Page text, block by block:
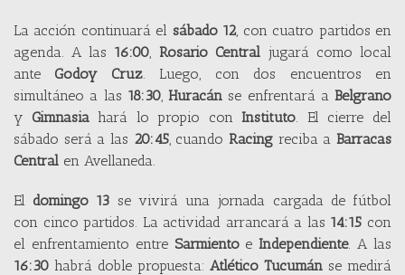
La acción continuará el sábado 12 , con cuatro partidos en
agenda. A las 16:00 Rosario Centraljugará como local
ante Godoy Cruz. Luego, con dos encuentros en
simultáneo a las 18:30, Huracán se enfrentará a Belgrano
y Gimnasiahará lo propio conInstituto . El cierre del
sábado será a las 20:45, cuando Racing reciba aBarracas
Central en Avellaneda.
El domingo 13 se vivirá una jornada cargada de fútbol
con cinco partidos. La actividad arrancará a las 14:15 con
el enfrentamiento entre SarmientoeIndependiente. A las
16:30 habrá doble propuesta:Atlético Tucumán se medirá